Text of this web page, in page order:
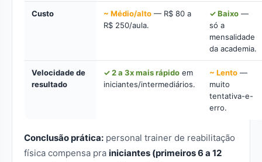
Custo ~ Médio/alto — R$ 80 a
R$ 250/aula.
✓ Baixo —
só a
mensalidade
da academia.
Velocidade de
resultado
✓ 2 a 3x mais rápido em
iniciantes/intermediários.
~ Lento —
muito
tentativa-e-
erro.
Conclusão prática: personal trainer de reabilitação
física compensa pra iniciantes (primeiros 6 a 12